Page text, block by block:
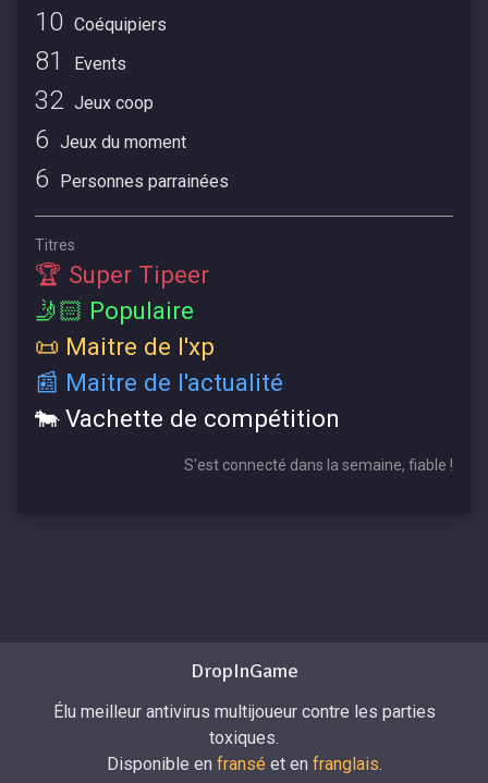
10 Coéquipiers
81 Events
32 Jeux coop
6 Jeux du moment
6 Personnes parrainées
Titres
🏆 Super Tipeer
🤳🏻 Populaire
📜 Maitre de l'xp
📰 Maitre de l'actualité
🐄 Vachette de compétition
S'est connecté dans la semaine, fiable !
DropInGame
Élu meilleur antivirus multijoueur contre les parties
toxiques.
Disponible en fransé et en franglais.